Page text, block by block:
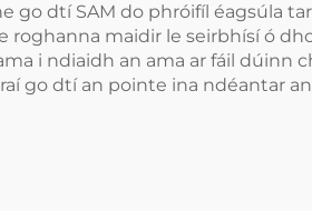
go dtí SAM do phróifíl éagsúla
roghanna maidir le seirbhísí ó
i ndiaidh an ama ar fáil dúinn
go dtí an pointe ina ndéantar